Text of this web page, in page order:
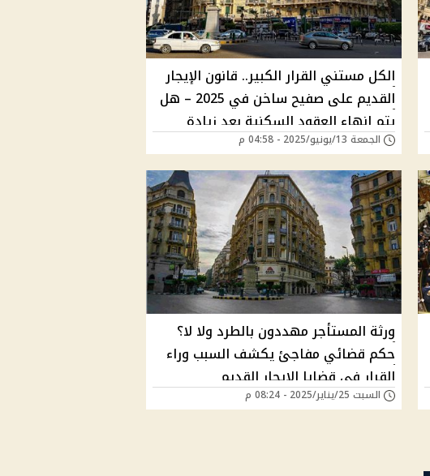
الكل مستني القرار الكبير.. قانون الإيجار
القديم على صفيح ساخن في 2025 – هل
يتم إنهاء العقود السكنية بعد زيادة
المحلات؟
الجمعة 13/يونيو/2025 - 04:58 م
ورثة المستأجر مهددون بالطرد ولا لا؟
حكم قضائي مفاجئ يكشف السبب وراء
القرار في قضايا الإيجار القديم
السبت 25/يناير/2025 - 08:24 م